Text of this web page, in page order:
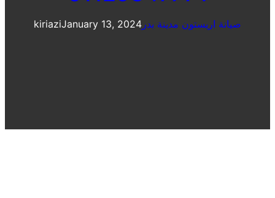
kiriaziJanuary 13, 2024 صيانة اريستون مدينة بدر